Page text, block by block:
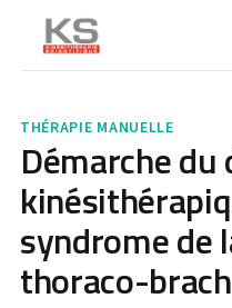
THÉRAPIE MANUELLE
Démarche
syndrome de
thoraco-